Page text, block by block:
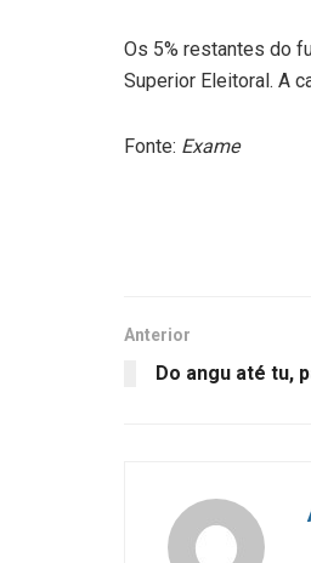
Os 5% restantes do
Superior Eleitoral. A
Fonte: Exame
Anterior
Do angu até tu,